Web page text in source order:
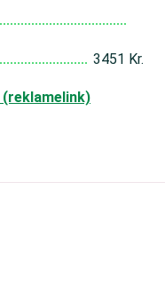
3451 Kr.